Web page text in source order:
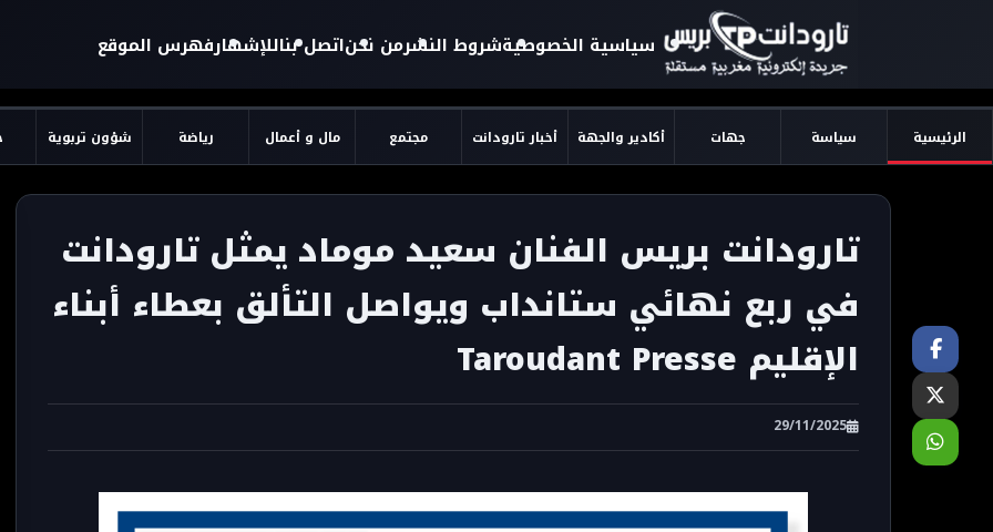
سياسية الخصوصيةشروط النشرمن نحناتصل بناللإشهارفهرس الموقع
الرئيسية سياسة جهات أكادير والجهة أخبار تارودانت مجتمع مال و أعمال رياضة شؤون تربوية
تارودانت بريس الفنان سعيد موماد يمثل تارودانت
في ربع نهائي ستانداب ويواصل التألق بعطاء أبناء
الإقليم Taroudant Presse
29/11/2025